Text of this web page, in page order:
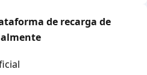
de recarga de